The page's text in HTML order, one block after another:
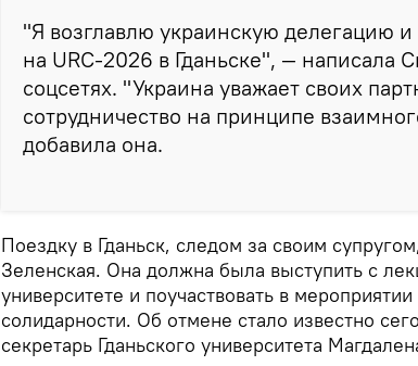
"Я возглавлю украинскую делегацию
на URC-2026 в Гданьске", — написала
соцсетях. "Украина уважает своих
сотрудничество на принципе
добавила она.
Поездку в Гданьск, следом за своим
Зеленская. Она должна была выступить с
университете и поучаствовать в
солидарности. Об отмене стало известно
секретарь Гданьского университета